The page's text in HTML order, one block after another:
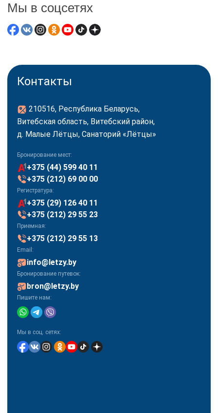
Мы в соцсетях
Контакты
210516, Республика Беларусь,
Витебская область, Витебский район,
д. Малые Лётцы, Санаторий «Лётцы»
Бронирование мест:
+375 (44) 599 40 11
+375 (212) 69 00 00
Регистратура:
+375 (29) 126 40 11
+375 (212) 29 55 23
Приемная:
+375 (212) 29 55 13
Email:
info@letzy.by
Бронирование путевок:
bron@letzy.by
Пишите нам:
Мы в соц. сетях: